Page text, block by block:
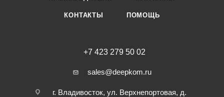
КОНТАКТЫ ПОМОЩЬ
+7 423 279 50 02
sales@deepkom.ru
г. Владивосток, ул. Верхнепортовая, д.